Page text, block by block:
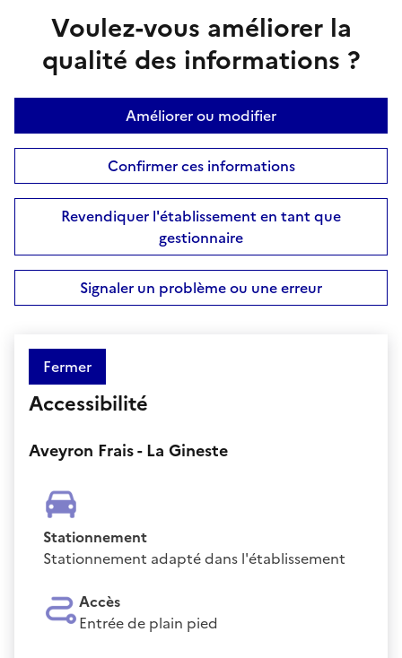
Voulez-vous améliorer la
qualité des informations ?
Améliorer ou modifier
Confirmer ces informations
Revendiquer l'établissement en tant que
gestionnaire
Signaler un problème ou une erreur
Fermer
Accessibilité
Aveyron Frais - La Gineste
Stationnement
Stationnement adapté dans l'établissement
Accès
Entrée de plain pied